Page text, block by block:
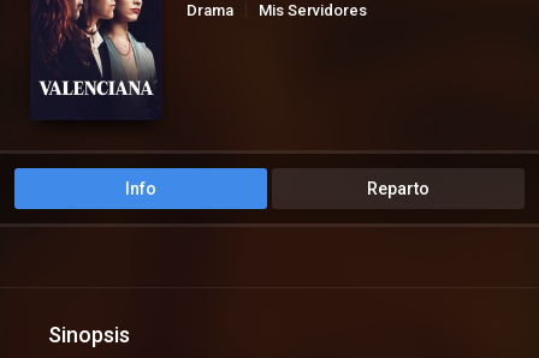
Drama
Mis Servidores
Info Reparto
Sinopsis